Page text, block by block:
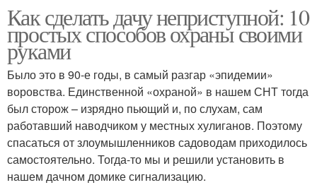
Как сделать дачу неприступной: 10
простых способов охраны своими
руками
Было это в 90‑е годы, в самый разгар «эпидемии»
воровства. Единственной «охраной» в нашем СНТ тогда
был сторож – изрядно пьющий и, по слухам, сам
работавший наводчиком у местных хулиганов. Поэтому
спасаться от злоумышленников садоводам приходилось
самостоятельно. Тогда-то мы и решили установить в
нашем дачном домике сигнализацию.